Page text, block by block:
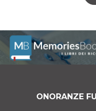
ONORANZE